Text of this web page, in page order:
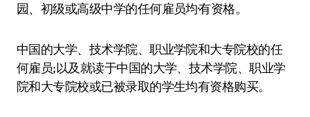
园、初级或高级中学的任何雇员均·有资格。
中国的大学、技术学院、职业学院和大专院校的任
何雇员;以及就读于中国的大学、技术学院、职业学
院和大专院校或已被录取的学生均有资格购买。